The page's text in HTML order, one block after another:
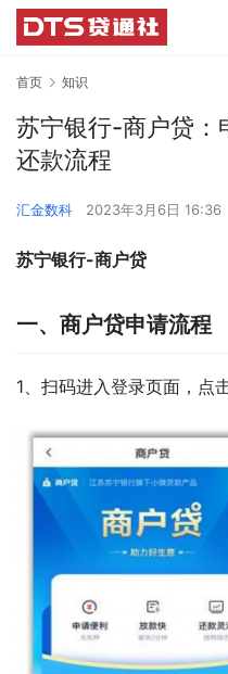
首页 知识
苏宁银行-商户贷：
还款流程
汇金数科 2023年3月6日 16:36
苏宁银行-商户贷
一、商户贷申请流程
1、扫码进入登录页面，点